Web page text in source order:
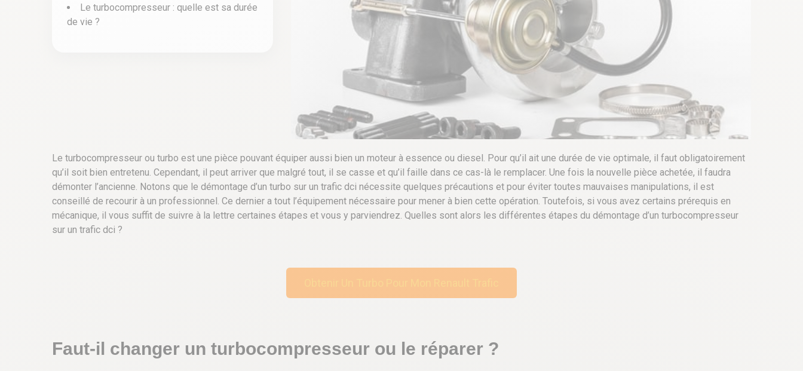
Le turbocompresseur : quelle est sa durée
de vie ?
Le turbocompresseur ou turbo est une pièce pouvant équiper aussi bien un moteur à essence ou diesel. Pour qu’il ait une durée de vie optimale, il faut obligatoirement
qu’il soit bien entretenu. Cependant, il peut arriver que malgré tout, il se casse et qu’il faille dans ce cas-là le remplacer. Une fois la nouvelle pièce achetée, il faudra
démonter l’ancienne. Notons que le démontage d’un turbo sur un trafic dci nécessite quelques précautions et pour éviter toutes mauvaises manipulations, il est
conseillé de recourir à un professionnel. Ce dernier a tout l’équipement nécessaire pour mener à bien cette opération. Toutefois, si vous avez certains prérequis en
mécanique, il vous suffit de suivre à la lettre certaines étapes et vous y parviendrez. Quelles sont alors les différentes étapes du démontage d’un turbocompresseur
sur un trafic dci ?
Faut-il changer un turbocompresseur ou le réparer ?